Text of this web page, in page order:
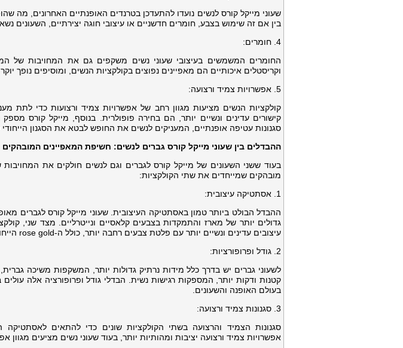
שעוני מייקל קורס לנשים נועדו להתעדכן בטרנדים האופנתיים האחרונים, מה
בין אם זה שימוש בצבע, חומרים חדשניים או עיצובי חוגה יצירתיים, השעונים
4. חומרים:
החומרים המשמשים בעיצובי שעוני נשים משקפים גם את המחויבות של
וקריסטלים איכותיים הם מאפיינים נפוצים בקולקציות הנשים, ומוסיפים נופך
5. אפשרויות צמיד ורצועה:
קולקציות הנשים מציעות מגוון רחב של אפשרויות צמיד ורצועות כדי לתת
קישורים עדינים ונשיים יותר, הם בחירה פופולרית. בנוסף, מייקל קורס מספק
סגנונות עטיפה אופנתיים, המעניקים לנשים את החופש לבטא את הסגנון הייחודי
ההבדלים בין שעוני מייקל קורס גברים לנשים: חשיפת המאפיינים המובהקים
בעוד ששני השעונים של מייקל קורס לגברים וגם לנשים חולקים את המחויבות
מובהקים שמייחדים את שתי הקולקציות:
1. אסתטיקה עיצובית:
ההבדל הבולט ביותר טמון באסתטיקה העיצובית. שעוני מייקל קורס לגברים
גדולים יותר של מארז והתמקדות בצבעים קלאסיים ונייטרליים. מצד שני,
עיצובים עדינים ונשיים יותר עם פלטת צבעים רחבה יותר, כולל ה-rose gold הייחודי.
2. גודל ופרופורציות:
לשעוני גברים יש בדרך כלל מידות נרתיק גדולות יותר, המשקפות משיכה
קטנות ודקות יותר, המספקות רגישות נשית. הבדלי גודל ופרופורציה אלה
בעולם האופנה והשעונים.
3. סגנונות צמיד ורצועה:
סגנונות הצמיד והרצועה בשתי הקולקציות שונים כדי להתאים
אפשרויות צמיד ורצועה יציבות ומהותיות יותר, בעוד שעוני נשים מציעים מגוון